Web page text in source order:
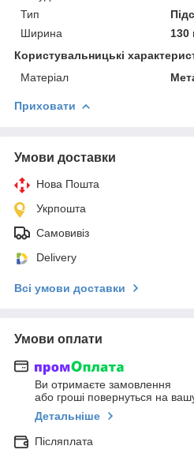
Тип
Ширина
130
Користувальницькі
Матеріал
Приховати
Умови доставки
Нова Пошта
Укрпошта
Самовивіз
Delivery
Всі умови доставки
Умови оплати
Ви отримаєте замовлення
або гроші повернуться на
Детальніше
Післяплата